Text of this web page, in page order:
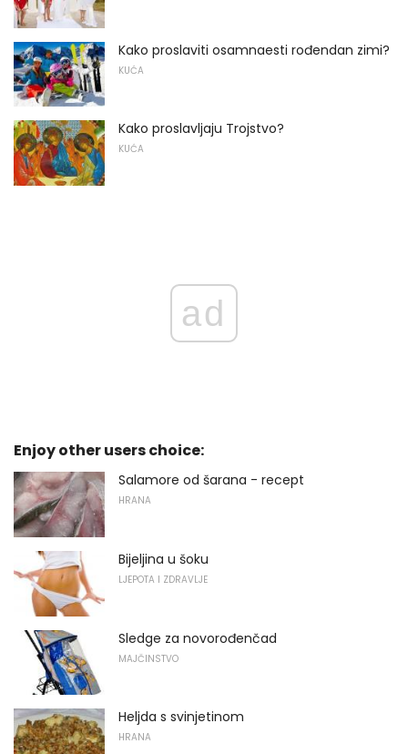
Kako proslaviti osamnaesti rođendan zimi?
KUĆA
Kako proslavljaju Trojstvo?
KUĆA
ad
Enjoy other users choice:
Salamore od šarana - recept
HRANA
Bijeljina u šoku
LJEPOTA I ZDRAVLJE
Sledge za novorođenčad
MAJČINSTVO
Heljda s svinjetinom
HRANA